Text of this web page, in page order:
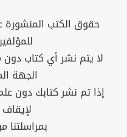
حقوق الكتب المنشورة
لا يتم نشر أي كتاب
الجهة
إذا تم نشر كتابك دون
بمراسلتنا